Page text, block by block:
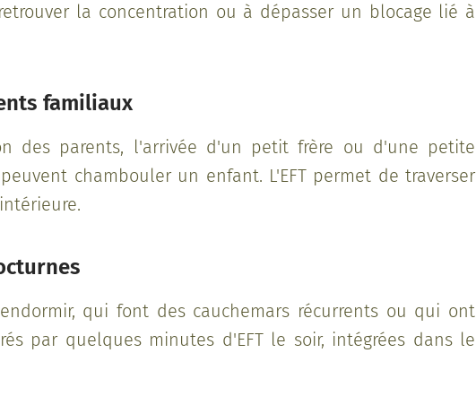
la concentration ou à dépasser un blocage lié à
familiaux
des parents, l'arrivée d'un petit frère ou d'une petite
chambouler un enfant. L'EFT permet de traverser
qui font des cauchemars récurrents ou qui ont
par quelques minutes d'EFT le soir, intégrées dans le